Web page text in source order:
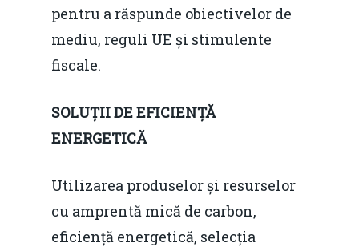
pentru a răspunde obiectivelor de
mediu, reguli UE și stimulente
fiscale.
SOLUȚII DE EFICIENȚĂ
ENERGETICĂ
Utilizarea produselor și resurselor
cu amprentă mică de carbon,
eficiență energetică, selecția